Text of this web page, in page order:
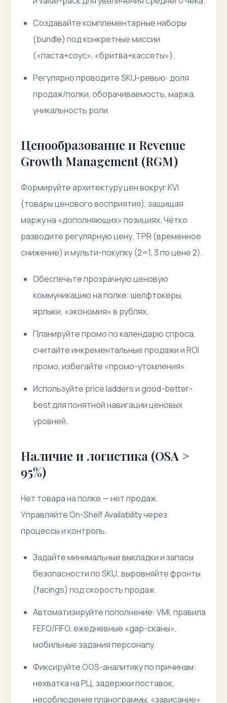
Создавайте комплементарные наборы
(bundle) под конкретные миссии
(«паста+соус», «бритва+кассеты»).
Регулярно проводите SKU-ревью: доля
продаж/полки, оборачиваемость, маржа,
уникальность роли.
Ценообразование и Revenue
Growth Management (RGM)
Формируйте архитектуру цен вокруг KVI
(товары ценового восприятия), защищая
маржу на «дополняющих» позициях. Чётко
разводите регулярную цену, TPR (временное
снижение) и мульти-покупку (2=1, 3 по цене 2).
Обеспечьте прозрачную ценовую
коммуникацию на полке: шелфтокеры,
ярлыки, «экономия» в рублях.
Планируйте промо по календарю спроса,
считайте инкрементальные продажи и ROI
промо, избегайте «промо-утомления».
Используйте price ladders и good-better-
best для понятной навигации ценовых
уровней.
Наличие и логистика (OSA >
95%)
Нет товара на полке — нет продаж.
Управляйте On-Shelf Availability через
процессы и контроль.
Задайте минимальные выкладки и запасы
безопасности по SKU; выровняйте фронты
(facings) под скорость продаж.
Автоматизируйте пополнение: VMI, правила
FEFO/FIFO, ежедневные «gap-сканы»,
мобильные задания персоналу.
Фиксируйте OOS-аналитику по причинам:
нехватка на РЦ, задержки поставок,
несоблюдение планограммы, «зависание»